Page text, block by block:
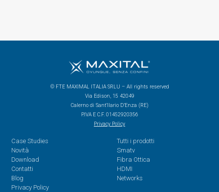
© FTE MAXIMAL ITALIA SRLU – All rights reserved
Via Edison, 15 42049
Calerno di Sant’Ilario D’Enza (RE)
P.IVA E C.F. 01452920356
Privacy Policy
Case Studies
Novità
Download
Contatti
Blog
Privacy Policy
Tutti i prodotti
Smatv
Fibra Ottica
HDMI
Networks